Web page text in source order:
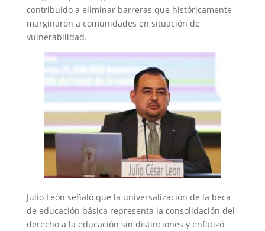
contribuido a eliminar barreras que históricamente
marginaron a comunidades en situación de
vulnerabilidad.
Julio León señaló que la universalización de la beca
de educación básica representa la consolidación del
derecho a la educación sin distinciones y enfatizó